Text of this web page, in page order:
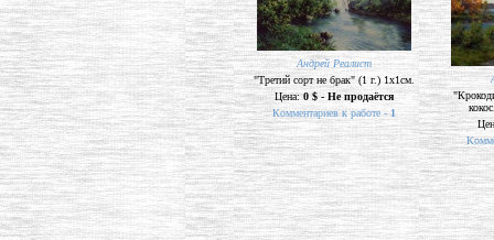
Андрей Реалист
"Третий сорт не брак" (1 г.) 1х1см.
Цена:0 $ - Не продаётся
Комментариев к работе -1